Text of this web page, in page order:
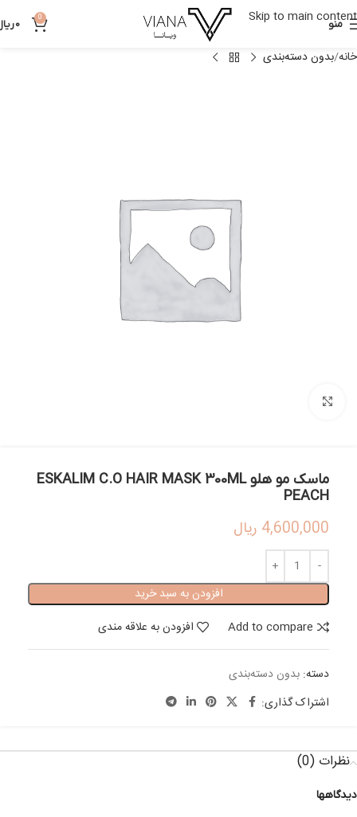
Skip to main content
منو 0
0
خانه بدون دسته‌بندی
ماسک مو هلو ESKALIM C.O HAIR MASK 300ML
PEACH
4,600,000 ریال
افزودن به سبد خرید
Add to compare
افزودن به علاقه مندی
دسته: بدون دسته‌بندی
اشتراک گذاری:
نظرات (0)
دیدگاهها